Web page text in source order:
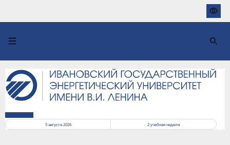
основному
5 августа 2026
2учебная неделя